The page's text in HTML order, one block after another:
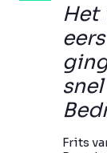
Het
Frits